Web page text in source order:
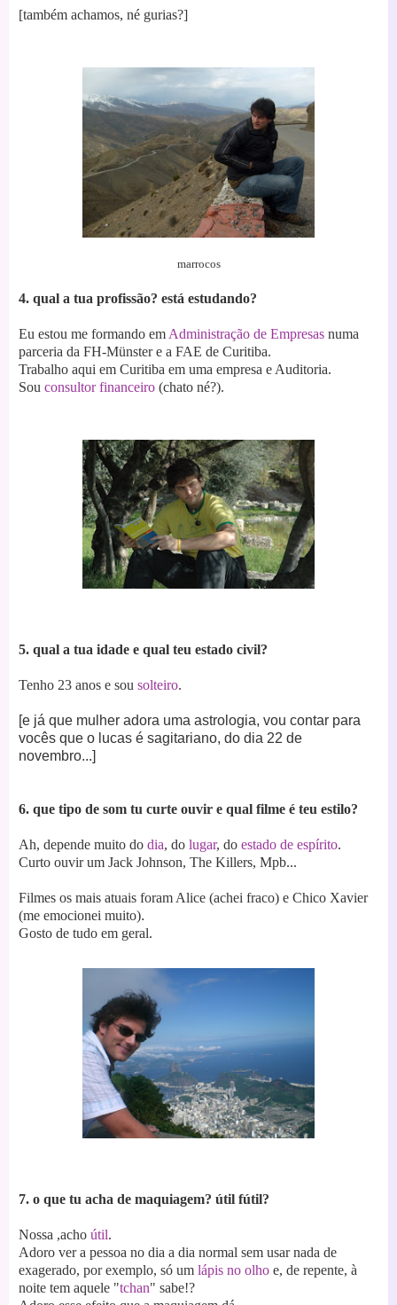
[também achamos, né gurias?]
marrocos
4. qual a tua profissão? está estudando?
Eu estou me formando em Administração de Empresas numa
parceria da FH-Münster e a FAE de Curitiba.
Trabalho aqui em Curitiba em uma empresa e Auditoria.
Sou consultor financeiro (chato né?).
5. qual a tua idade e qual teu estado civil?
Tenho 23 anos e sou solteiro.
[e já que mulher adora uma astrologia, vou contar para
vocês que o lucas é sagitariano, do dia 22 de
novembro...]
6. que tipo de som tu curte ouvir e qual filme é teu estilo?
Ah, depende muito do dia, do lugar, do estado de espírito.
Curto ouvir um Jack Johnson, The Killers, Mpb...
Filmes os mais atuais foram Alice (achei fraco) e Chico Xavier
(me emocionei muito).
Gosto de tudo em geral.
7. o que tu acha de maquiagem? útil fútil?
Nossa ,acho útil.
Adoro ver a pessoa no dia a dia normal sem usar nada de
exagerado, por exemplo, só um lápis no olho e, de repente, à
noite tem aquele "tchan" sabe!?